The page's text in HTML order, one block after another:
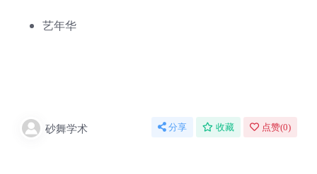
艺年华
砂舞学术 分享 收藏 点赞(0)